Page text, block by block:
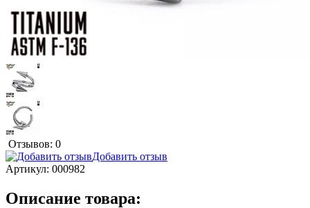
Отзывов: 0
Добавить отзыв
Артикул: 000982
Описание товара: